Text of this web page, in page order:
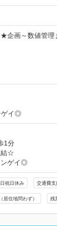
★企画～数値管
ゲイ◎
1分
結☆
ンゲイ◎
祝日休み 交通費支
居住地問わず） 残